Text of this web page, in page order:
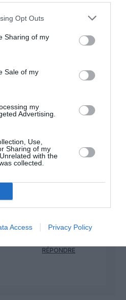
Opt Outs
Sharing of my
Sale of my
my
Advertising.
Use,
Sharing of my
with the
collected.
Access Privacy Policy
29 min
plus de 500 millions
43 millions !
il est évident que les
Golfe ne sont pas des
le sait bien, mais
desservant notamment
pas 500 millions
milliards ! (Chine, Inde,
Japon, etc..etc…)
RÉPONDRE